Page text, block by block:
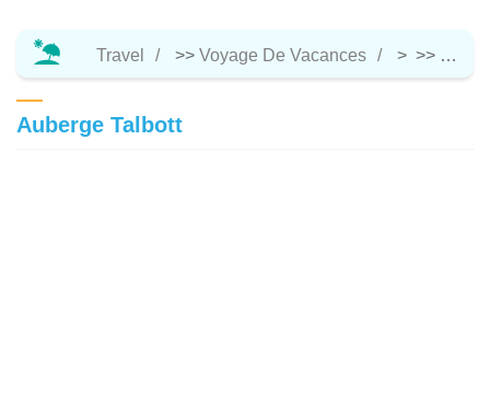
Travel >> Voyage De Vacances > >> Hôtel
Auberge Talbott